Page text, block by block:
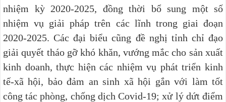
nhiệm kỳ 2020-2025, đồng thời bổ sung một số
nhiệm vụ giải pháp trên các lĩnh trong giai đoạn
2020-2025. Các đại biểu cũng đề nghị tỉnh chỉ đạo
giải quyết tháo gỡ khó khăn, vướng mắc cho sản xuất
kinh doanh, thực hiện các nhiệm vụ phát triển kinh
tế-xã hội, bảo đảm an sinh xã hội gắn với làm tốt
công tác phòng, chống dịch Covid-19; xử lý dứt điểm